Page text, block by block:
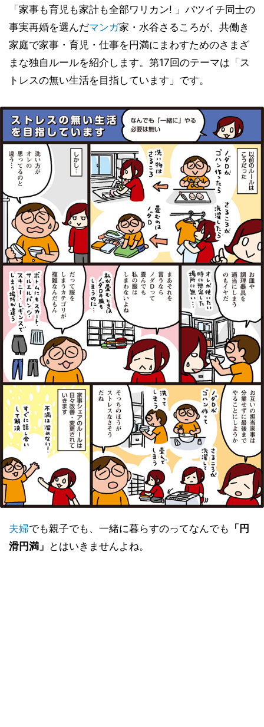
「家事も育児も家計も全部ワリカン! 」バツイチ同士の
事実再婚を選んだマンガ家・水谷さるころが、共働き
家庭で家事・育児・仕事を円満にまわすためのさまざ
まな独自ルールを紹介します。第17回のテーマは「ス
トレスの無い生活を目指しています」です。
夫婦でも親子でも、一緒に暮らすのってなんでも 「円
滑円満」 とはいきませんよね。